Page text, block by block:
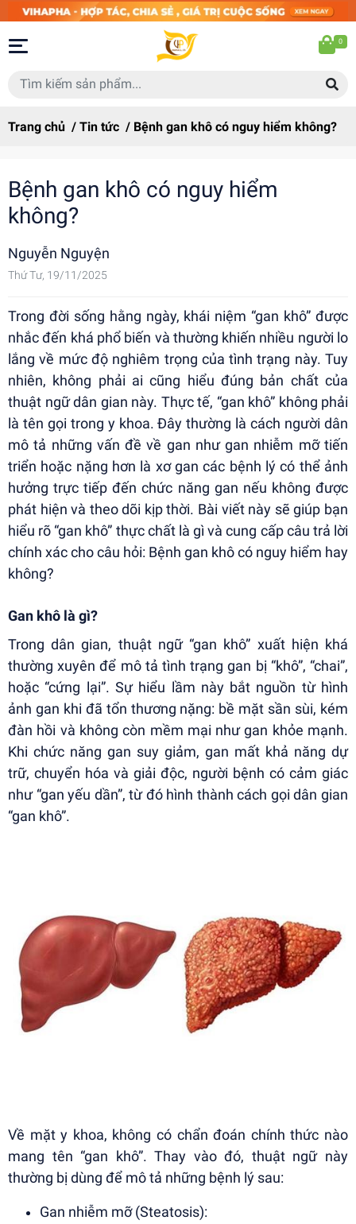
0
Trang chủ / Tin tức / Bệnh gan khô có nguy hiểm không?
Bệnh gan khô có nguy hiểm
không?
Nguyễn Nguyện
Thứ Tư, 19/11/2025
Trong đời sống hằng ngày, khái niệm “gan khô” được
nhắc đến khá phổ biến và thường khiến nhiều người lo
lắng về mức độ nghiêm trọng của tình trạng này. Tuy
nhiên, không phải ai cũng hiểu đúng bản chất của
thuật ngữ dân gian này. Thực tế, “gan khô” không phải
là tên gọi trong y khoa. Đây thường là cách người dân
mô tả những vấn đề về gan như gan nhiễm mỡ tiến
triển hoặc nặng hơn là xơ gan các bệnh lý có thể ảnh
hưởng trực tiếp đến chức năng gan nếu không được
phát hiện và theo dõi kịp thời. Bài viết này sẽ giúp bạn
hiểu rõ “gan khô” thực chất là gì và cung cấp câu trả lời
chính xác cho câu hỏi: Bệnh gan khô có nguy hiểm hay
không?
Gan khô là gì?
Trong dân gian, thuật ngữ “gan khô” xuất hiện khá
thường xuyên để mô tả tình trạng gan bị “khô”, “chai”,
hoặc “cứng lại”. Sự hiểu lầm này bắt nguồn từ hình
ảnh gan khi đã tổn thương nặng: bề mặt sần sùi, kém
đàn hồi và không còn mềm mại như gan khỏe mạnh.
Khi chức năng gan suy giảm, gan mất khả năng dự
trữ, chuyển hóa và giải độc, người bệnh có cảm giác
như “gan yếu dần”, từ đó hình thành cách gọi dân gian
“gan khô”.
Về mặt y khoa, không có chẩn đoán chính thức nào
mang tên “gan khô”. Thay vào đó, thuật ngữ này
thường bị dùng để mô tả những bệnh lý sau:
Gan nhiễm mỡ (Steatosis):